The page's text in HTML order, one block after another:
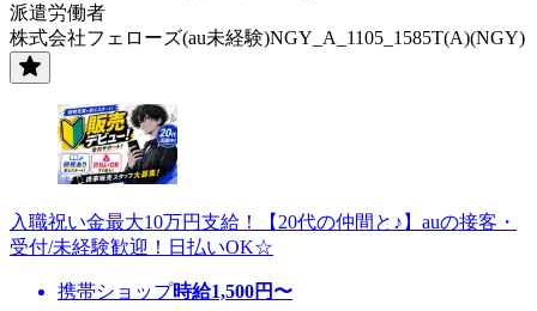
派遣労働者
株式会社フェローズ(au未経験)NGY_A_1105_1585T(A)(NGY)
入職祝い金最大10万円支給！【20代の仲間と♪】auの接客・
受付/未経験歓迎！日払いOK☆
携帯ショップ時給1,500円〜